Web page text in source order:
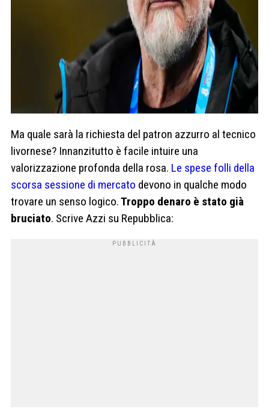
Ma quale sarà la richiesta del patron azzurro al tecnico
livornese? Innanzitutto è facile intuire una
valorizzazione profonda della rosa. Le spese folli della
scorsa sessione di mercato devono in qualche modo
trovare un senso logico.Troppo denaro è stato già
bruciato. Scrive Azzi su Repubblica: